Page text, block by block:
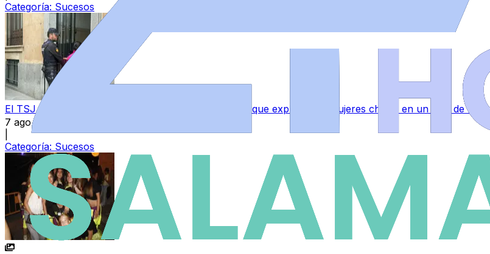
Categoría: Sucesos
El TSJ confirma la condena al colaborador de la red que explotaba a mujeres chinas en un piso de la
7 ago 2026
Categoría: Sucesos